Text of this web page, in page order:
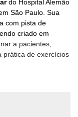
do Hospital Alemão
São Paulo. Sua
com pista de
criado em
a pacientes,
prática de exercícios